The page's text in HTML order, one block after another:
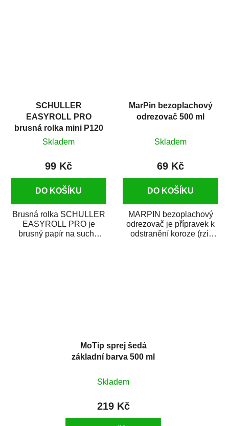
SCHULLER
EASYROLL PRO
brusná rolka mini P120
Skladem
99 Kč
DO KOŠÍKU
Brusná rolka SCHULLER
EASYROLL PRO je
brusný papír na suché
MarPin bezoplachový
odrezovač 500 ml
Skladem
69 Kč
DO KOŠÍKU
MARPIN bezoplachový
odrezovač je přípravek k
odstranění koroze (rzi)
MoTip sprej šedá
základní barva 500 ml
Skladem
219 Kč